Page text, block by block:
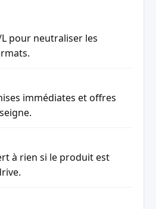
pour neutraliser les
immédiates et offres
à rien si le produit est